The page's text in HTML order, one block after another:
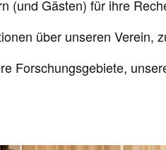
(und Gästen) für ihre
über unseren Verein,
Forschungsgebiete,